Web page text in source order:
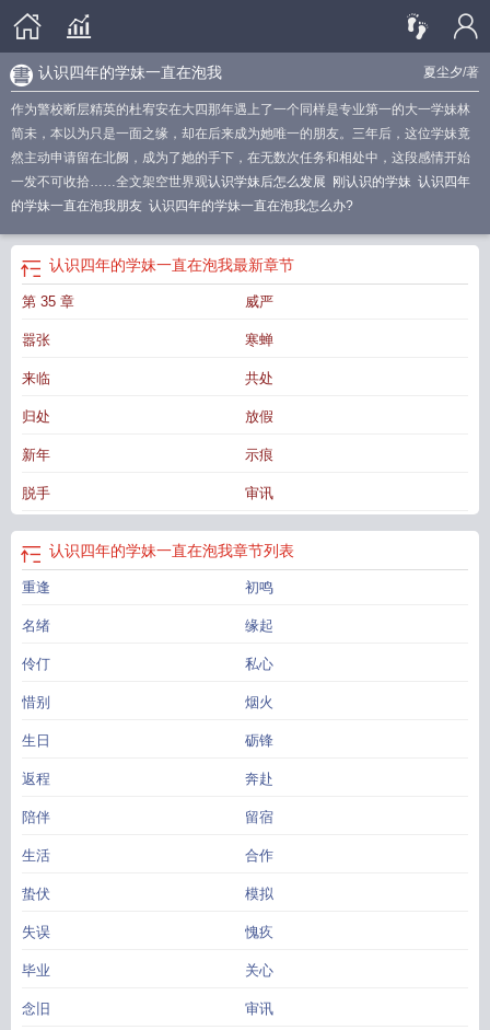
夏尘夕/著
认识四年的学妹一直在泡我
作为警校断层精英的杜宥安在大四那年遇上了一个同样是专业第一的大一学妹林
简未，本以为只是一面之缘，却在后来成为她唯一的朋友。三年后，这位学妹竟
然主动申请留在北阙，成为了她的手下，在无数次任务和相处中，这段感情开始
一发不可收拾……全文架空世界观认识学妹后怎么发展 刚认识的学妹 认识四年
的学妹一直在泡我朋友 认识四年的学妹一直在泡我怎么办?
认识四年的学妹一直在泡我最新章节
第 35 章 威严
嚣张 寒蝉
来临 共处
归处 放假
新年 示痕
脱手 审讯
认识四年的学妹一直在泡我章节列表
重逢 初鸣
名绪 缘起
伶仃 私心
惜别 烟火
生日 砺锋
返程 奔赴
陪伴 留宿
生活 合作
蛰伏 模拟
失误 愧疚
毕业 关心
念旧 审讯